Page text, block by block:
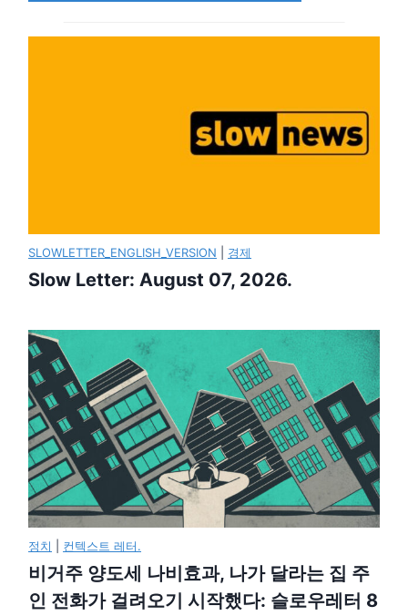
SLOWLETTER_ENGLISH_VERSION 경제
Slow Letter: August 07, 2026.
정치 컨텍스트 레터.
비거주 양도세 나비효과, 나가 달라는 집 주
인 전화가 걸려오기 시작했다: 슬로우레터 8